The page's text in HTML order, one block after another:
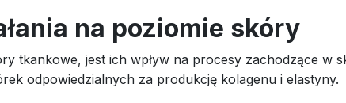
na poziomie skóry
tkankowe, jest ich wpływ na procesy zachodzące w
odpowiedzialnych za produkcję kolagenu i elastyny.